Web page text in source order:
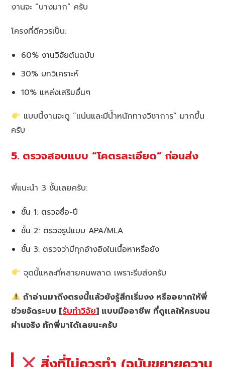
งานจะ “บางมาก” ครับ
โครงที่ดีควรเป็น:
60% งานวิจัยต้นฉบับ
30% บทวิเคราะห์
10% แหล่งเสริมอื่นๆ
แบบนี้งานจะดู “แน่นและมีน้ำหนักทางวิชาการ” มากขึ้น
ครับ
5. ตรวจสอบแบบ “โคตรละเอียด” ก่อนส่ง
พี่แนะนำ 3 ชั้นเลยครับ:
ชั้น 1: ตรวจชื่อ-ปี
ชั้น 2: ตรวจรูปแบบ APA/MLA
ชั้น 3: ตรวจว่ามีทุกอ้างอิงในเนื้อหาหรือยัง
จุดนี้แหละที่หลายคนพลาด เพราะรีบส่งครับ
ถ้าอ่านมาถึงตรงนี้แล้วยังรู้สึกเริ่มงง หรืออยากให้พี่
ช่วยจัดระบบ [รับทำวิจัย] แบบมืออาชีพ ที่ดูแลให้ครบจน
ผ่านจริง ทักพี่มาได้เลยนะครับ